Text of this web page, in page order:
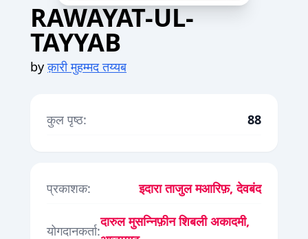
RAWAYAT-UL-
TAYYAB
byक़ारी मुहम्मद तय्यब
कुल पृष्ठ: 88
प्रकाशक: इदारा ताजुल मआरिफ़, देवबंद
योगदानकर्ता:
दारुल मुसन्निफ़ीन शिबली अकादमी,